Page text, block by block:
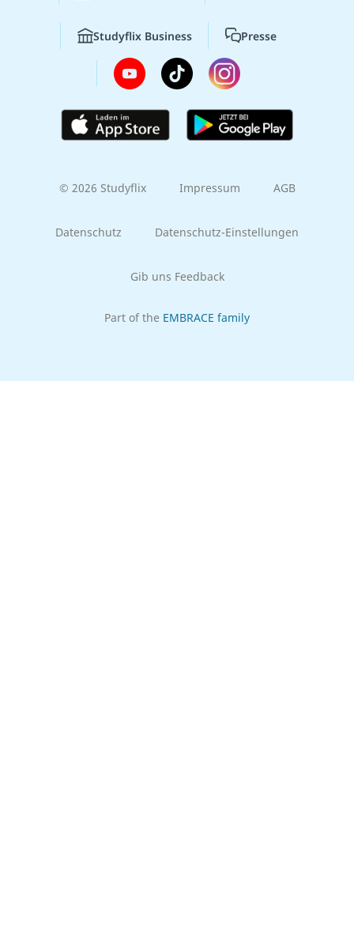
Studyflix Business Presse
© 2026 Studyflix Impressum AGB
Datenschutz Datenschutz-Einstellungen
Gib uns Feedback
Part of the EMBRACE family